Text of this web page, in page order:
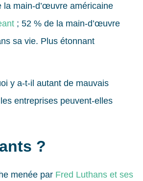
la main-d’œuvre américaine
; 52 % de la main-d’œuvre
sa vie. Plus étonnant
y a-t-il autant de mauvais
entreprises peuvent-elles
?
menée par Fred Luthans et ses